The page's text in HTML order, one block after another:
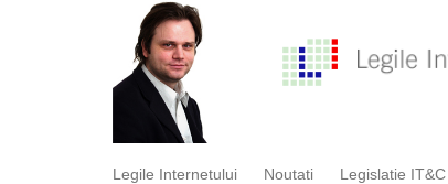
Legile Internetului Noutati Legislatie IT&C